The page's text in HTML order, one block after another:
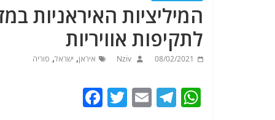
המיליציות האיראניות
לתקיפות אוויריות
08/02/2021
Nziv איראן, ישראל, סוריה
W
T
E
T